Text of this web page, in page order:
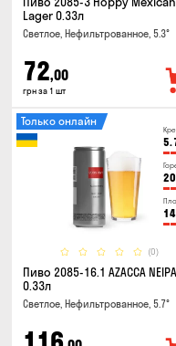
Lager 0.33л
Светлое, Нефильтрованное, 5.3°
72,00
грн за 1 шт
20
14
(0)
Только онлайн
Пиво 2085-16.1 AZACCA NEIPA
0.33л
Светлое, Нефильтрованное, 5.7°